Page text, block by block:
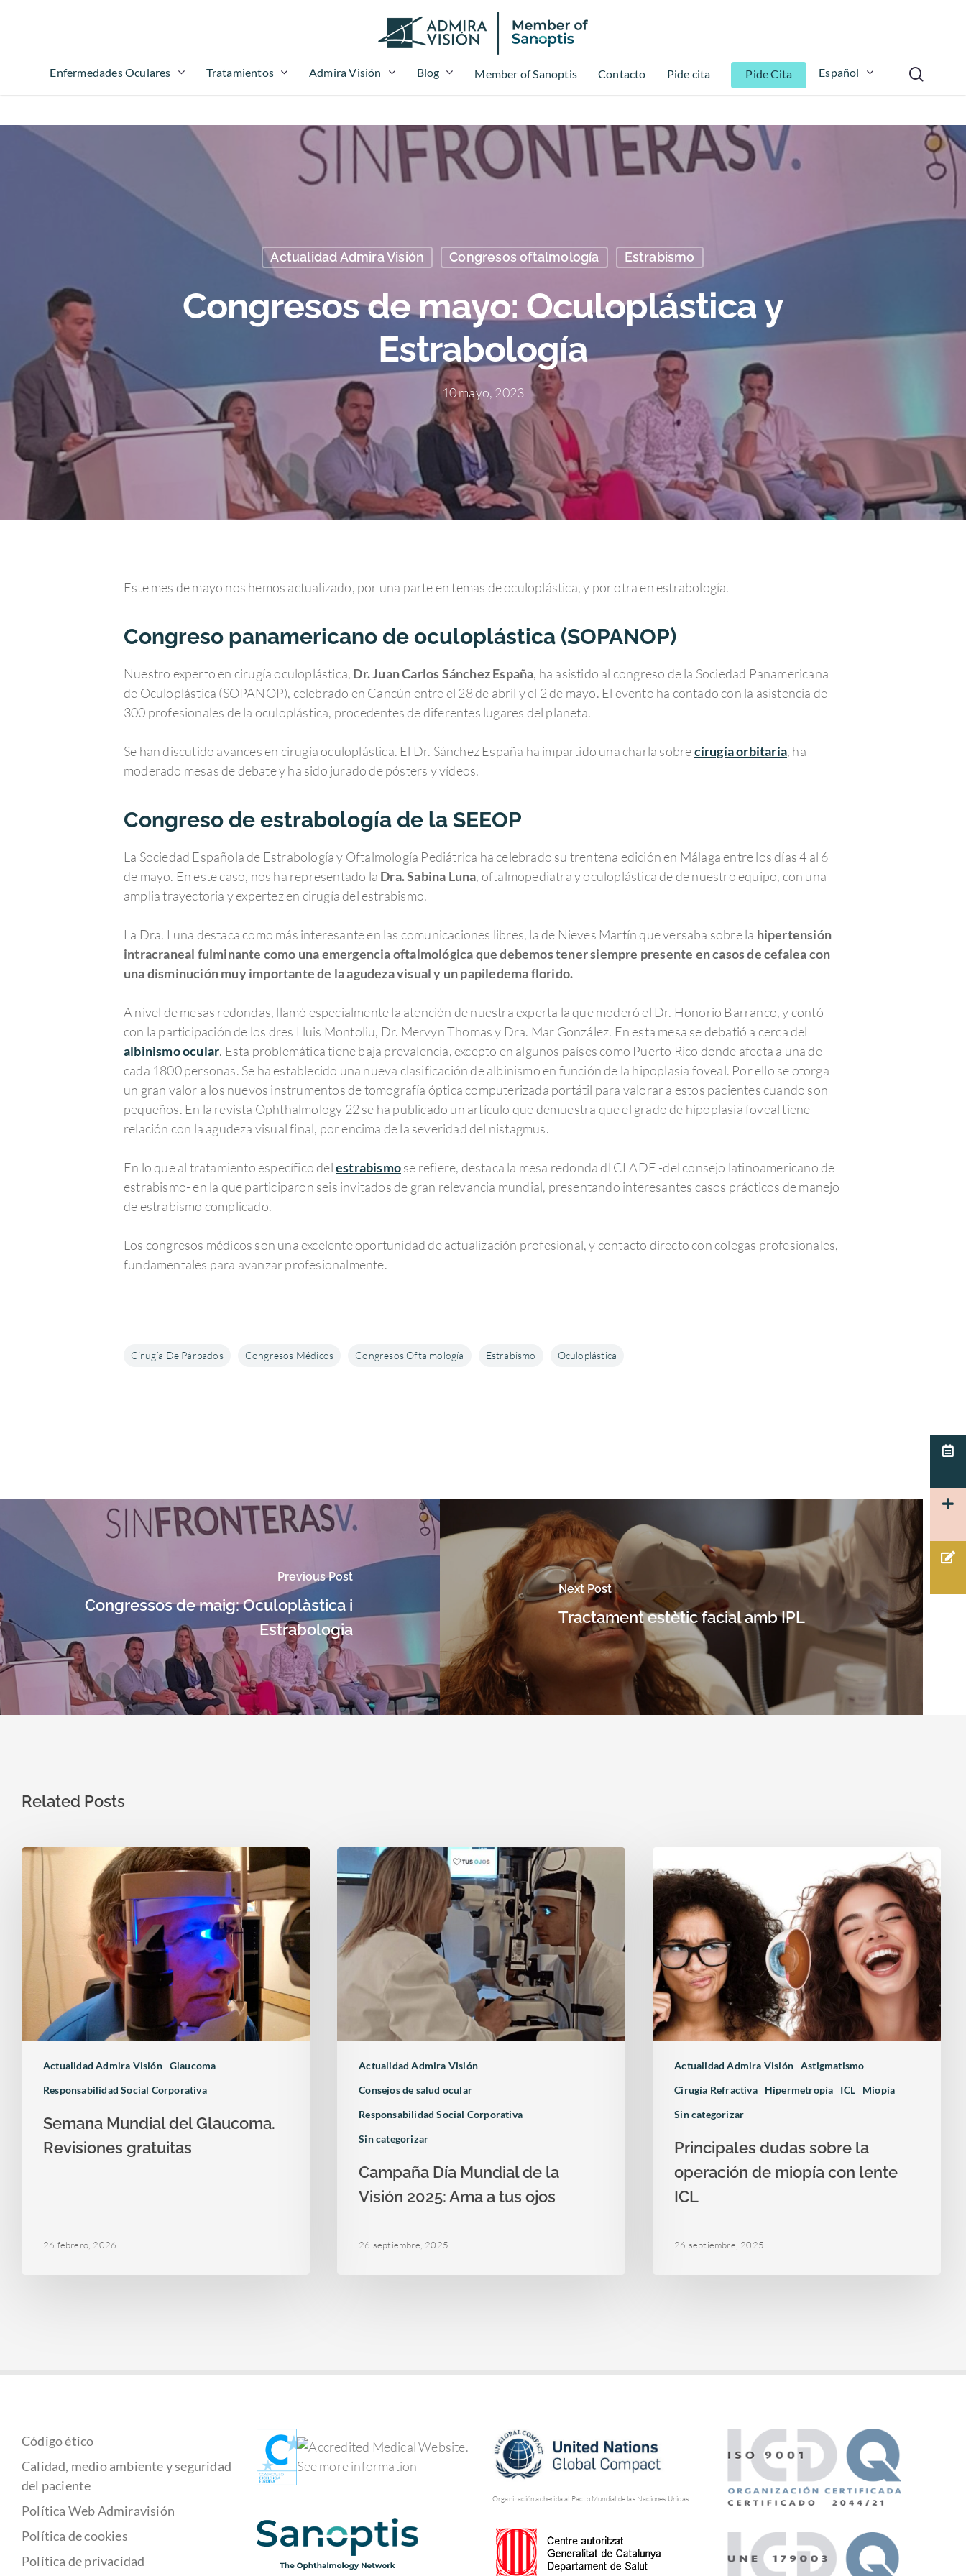
Hit enter to search or ESC to close
Enfermedades Oculares Tratamientos Admira Visión Blog Member of Sanoptis Contacto Pide cita Pide Cita Español
Actualidad Admira Visión Congresos oftalmología Estrabismo
Congresos de mayo: Oculoplástica y
Estrabología
10 mayo, 2023
Este mes de mayo nos hemos actualizado, por una parte en temas de oculoplástica, y por otra en estrabología.
Congreso panamericano de oculoplástica (SOPANOP)
Nuestro experto en cirugía oculoplástica, Dr. Juan Carlos Sánchez España, ha asistido al congreso de la Sociedad Panamericana
de Oculoplástica (SOPANOP), celebrado en Cancún entre el 28 de abril y el 2 de mayo. El evento ha contado con la asistencia de
300 profesionales de la oculoplástica, procedentes de diferentes lugares del planeta.
Se han discutido avances en cirugía oculoplástica. El Dr. Sánchez España ha impartido una charla sobrecirugía orbitaria, ha
moderado mesas de debate y ha sido jurado de pósters y vídeos.
Congreso de estrabología de la SEEOP
La Sociedad Española de Estrabología y Oftalmología Pediátrica ha celebrado su trentena edición en Málaga entre los días 4 al 6
de mayo. En este caso, nos ha representado la Dra. Sabina Luna, oftalmopediatra y oculoplástica de de nuestro equipo, con una
amplia trayectoria y expertez en cirugía del estrabismo.
La Dra. Luna destaca como más interesante en las comunicaciones libres, la de Nieves Martín que versaba sobre la hipertensión
intracraneal fulminante como una emergencia oftalmológica que debemos tener siempre presente en casos de cefalea con
una disminución muy importante de la agudeza visual y un papiledema florido.
A nivel de mesas redondas, llamó especialmente la atención de nuestra experta la que moderó el Dr. Honorio Barranco, y contó
con la participación de los dres Lluis Montoliu, Dr. Mervyn Thomas y Dra. Mar González. En esta mesa se debatió a cerca del
albinismo ocular. Esta problemática tiene baja prevalencia, excepto en algunos países como Puerto Rico donde afecta a una de
cada 1800 personas. Se ha establecido una nueva clasificación de albinismo en función de la hipoplasia foveal. Por ello se otorga
un gran valor a los nuevos instrumentos de tomografía óptica computerizada portátil para valorar a estos pacientes cuando son
pequeños. En la revista Ophthalmology 22 se ha publicado un artículo que demuestra que el grado de hipoplasia foveal tiene
relación con la agudeza visual final, por encima de la severidad del nistagmus.
En lo que al tratamiento específico delestrabismose refiere, destaca la mesa redonda dl CLADE -del consejo latinoamericano de
estrabismo- en la que participaron seis invitados de gran relevancia mundial, presentando interesantes casos prácticos de manejo
de estrabismo complicado.
Los congresos médicos son una excelente oportunidad de actualización profesional, y contacto directo con colegas profesionales,
fundamentales para avanzar profesionalmente.
Cirugía De Párpados Congresos Médicos Congresos Oftalmología Estrabismo Oculoplástica
Previous Post
Congressos de maig: Oculoplàstica i
Estrabologia
Next Post
Tractament estètic facial amb IPL
Related Posts
Actualidad Admira Visión Glaucoma
Responsabilidad Social Corporativa
Semana Mundial del Glaucoma.
Revisiones gratuitas
26 febrero, 2026
Actualidad Admira Visión
Consejos de salud ocular
Responsabilidad Social Corporativa
Sin categorizar
Campaña Día Mundial de la
Visión 2025: Ama a tus ojos
26 septiembre, 2025
Actualidad Admira Visión Astigmatismo
Cirugía Refractiva
Hipermetropía ICL
Miopía
Sin categorizar
Principales dudas sobre la
operación de miopía con lente
ICL
26 septiembre, 2025
Código ético
Calidad, medio ambiente y seguridad
del paciente
Política Web Admiravisión
Política de cookies
Política de privacidad
Organización adherida al Pacto Mundial de las Naciones Unidas